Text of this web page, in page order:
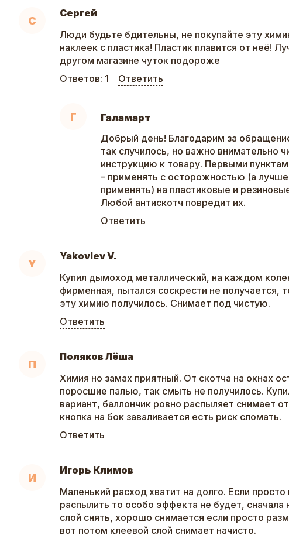
С
Сергей
Люди будьте бдительны, не покупайте эту
наклеек с пластика! Пластик плавится от неё!
другом магазине чуток подороже
Ответов: 1 Ответить
Г Галамарт
Добрый день! Благодарим за
так случилось, но важно внимательно
инструкцию к товару. Первыми
– применять с осторожностью (а
применять) на пластиковые и
Любой антискотч повредит их.
Ответить
Y
Yakovlev V.
Купил дымоход металлический, на каждом
фирменная, пытался соскрести не получается,
эту химию получилось. Снимает под чистую.
Ответить
П
Поляков Лёша
Химия но замах приятный. От скотча на окнах
поросшие палью, так смыть не получилось.
вариант, баллончик ровно распыляет снимает
кнопка на бок заваливается есть риск сломать.
Ответить
И
Игорь Климов
Маленький расход хватит на долго. Если просто
распылить то особо эффекта не будет,
слой снять, хорошо снимается если просто
вот потом клеевой слой снимает начисто.